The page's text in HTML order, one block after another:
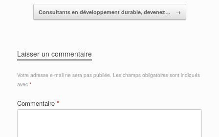
Consultants en développement durable, devenez… →
Laisser un commentaire
Votre adresse e-mail ne sera pas publiée. Les champs obligatoires sont indiqués
avec *
Commentaire *